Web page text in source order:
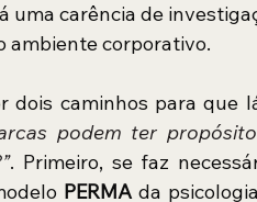
carência de
ambiente corporativo.
dois caminhos para que
podem ter
PERMA da